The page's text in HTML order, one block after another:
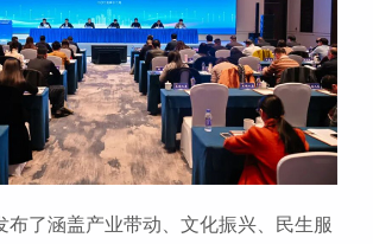
布了涵盖产业带动、文化振兴、民生服